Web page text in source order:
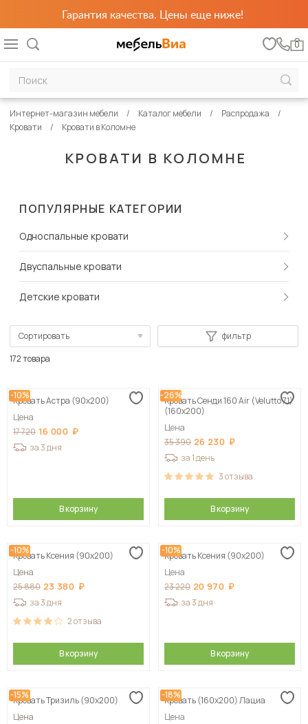
Гарантия качества. Цены еще ниже!
0
КРОВАТИ В КОЛОМНЕ
Интернет-магазин мебели Каталог мебели
Распродажа
Кровати
Кровати в Коломне
ПОПУЛЯРНЫЕ КАТЕГОРИИ
Односпальные кровати
Двуспальные кровати
Детские кровати
Сортировать
Сначала дорогие
фильтр
172 товара
-10%
Кровать Астра (90х200)
Цена
17 720 16 000
за 3 дня
В корзину
-26%
Кровать Сенди 160 Air (Velutto 71)
(160х200)
Цена
35 390 26 230
за 1 день
3отзыва
В корзину
-10%
Кровать Ксения (90х200)
Цена
25 880 23 380
за 3 дня
2отзыва
В корзину
-10%
Кровать Ксения (90х200)
Цена
23 220 20 970
за 3 дня
В корзину
-15%
Кровать Тризиль (90х200)
Цена
-18%
Кровать (160х200) Лациа
Цена